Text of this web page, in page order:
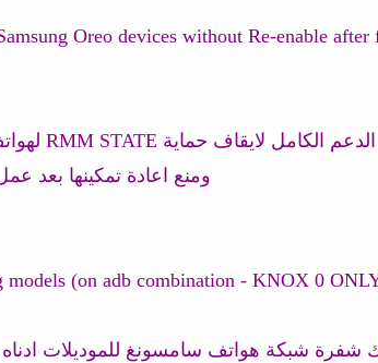
الدعم الكامل لايقاف حماية RMM STATE لهواتف سامسونغ الجديدة ذات اندرويد اوريو 8
ومنع اعادة تمكينها بعد
شفرة شبكة هواتف سامسونغ للموديلات